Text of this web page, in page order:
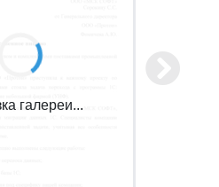
галереи...